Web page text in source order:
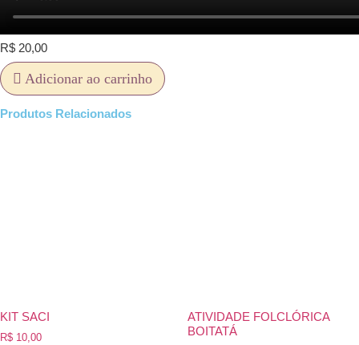
R$ 20,00
Adicionar ao carrinho
Produtos Relacionados
KIT SACI
R$ 10,00
ATIVIDADE FOLCLÓRICA
BOITATÁ